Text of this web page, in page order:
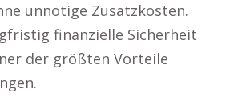
unnötige Zusatzkosten.
finanzielle Sicherheit
der größten Vorteile